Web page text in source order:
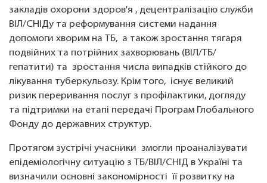
закладів охорони здоров'я , децентралізацію служби
ВІЛ/СНІДу та реформування системи надання
допомоги хворим на ТБ, а також зростання тягаря
подвійних та потрійних захворювань (ВІЛ/ТБ/
гепатити) та зростання числа випадків стійкого до
лікування туберкульозу. Крім того, існує великий
ризик переривання послуг з профілактики, догляду
та підтримки на етапі передачі Програм Глобального
Фонду до державних структур.
Протягом зустрічі учасники змогли проаналізувати
епідеміологічну ситуацію з ТБ/ВІЛ/СНІД в Україні та
визначили основні закономірності її розвитку на